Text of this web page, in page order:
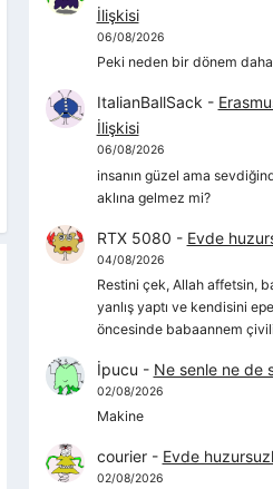
İlişkisi
06/08/2026
Peki neden bir dönem
ItalianBallSack -
İlişkisi
06/08/2026
insanın güzel ama
aklına gelmez mi?
RTX 5080 - Evde
04/08/2026
Restini çek, Allah affetsin,
yanlış yaptı ve kendisini
öncesinde babaannem
İpucu - Ne senle ne de
02/08/2026
Makine
courier- Evde
02/08/2026